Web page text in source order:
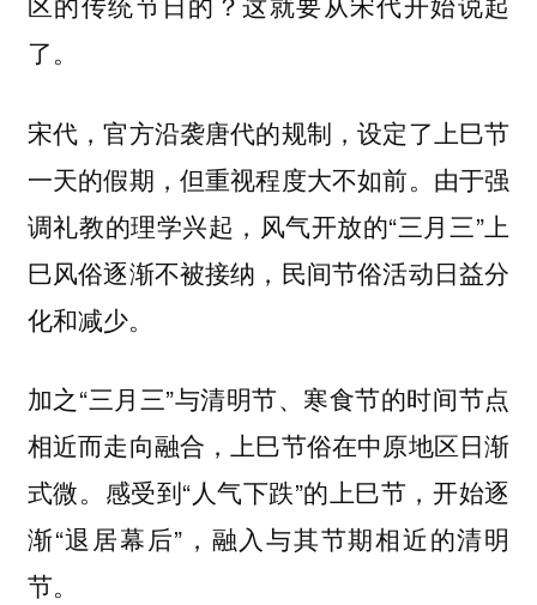
了。
宋代，官方沿袭唐代的规制，设定了上巳节
一天的假期，但重视程度大不如前。由于强
调礼教的理学兴起 ，风气开放的“三月三”上
巳风俗逐渐不被接纳，民间节俗活动日益分
化和减少。
加之“三月三”与清明节、寒食节的时间节点
相近而走向融合，上巳节俗在中原地区日渐
式微。感受到“人气下跌”的上巳节，开始逐
渐“退居幕后”，融入与其节期相近的清明
节。